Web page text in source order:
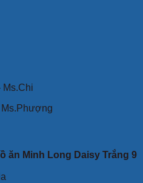
Ms.Chi
Ms.Phượng
ăn Minh Long Daisy Trắng 9